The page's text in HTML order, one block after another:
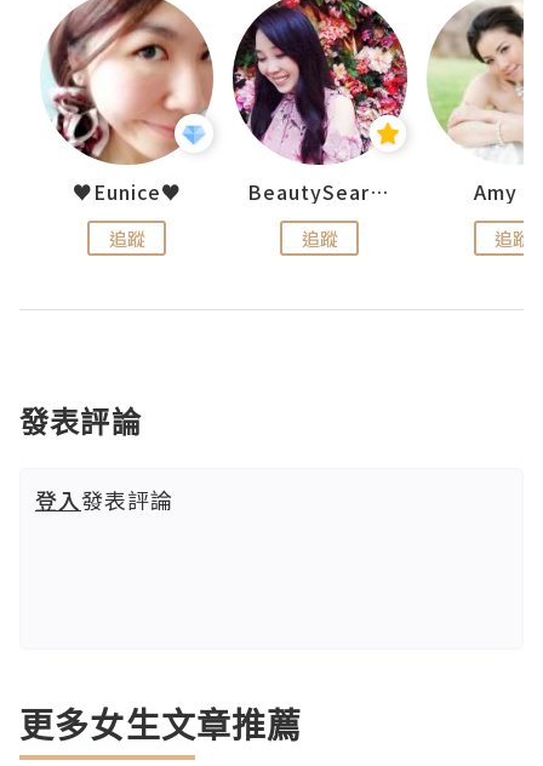
♥Eunice♥
追蹤
BeautySearch
追蹤
Amy
追蹤
發表評論
登入發表評論
更多女生文章推薦